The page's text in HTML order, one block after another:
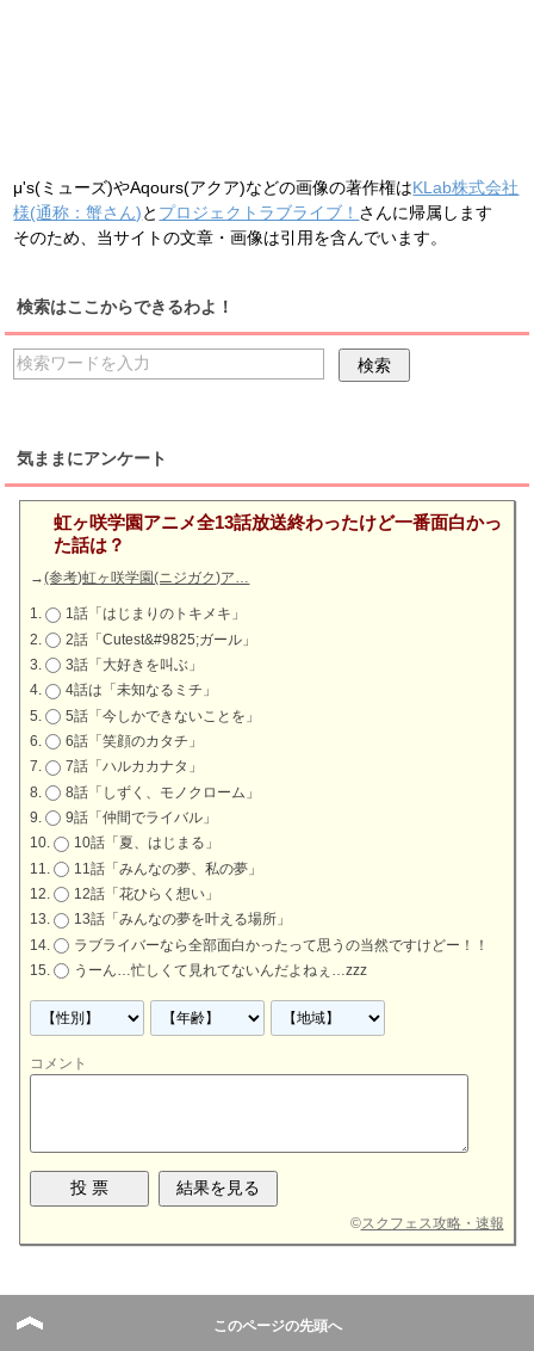
μ's(ミューズ)やAqours(アクア)などの画像の著作権はKLab株式会社
様(通称：蟹さん)と プロジェクトラブライブ！ さんに帰属します
そのため、当サイトの文章・画像は引用を含んでいます。
検索はここからできるわよ！
気ままにアンケート
虹ヶ咲学園アニメ全13話放送終わったけど一番面白かっ
た話は？
→(参考)虹ヶ咲学園(ニジガク)ア…
1話「はじまりのトキメキ」
2話「Cutest&#9825;ガール」
3話「大好きを叫ぶ」
4話は「未知なるミチ」
5話「今しかできないことを」
6話「笑顔のカタチ」
7話「ハルカカナタ」
8話「しずく、モノクローム」
9話「仲間でライバル」
10話「夏、はじまる」
11話「みんなの夢、私の夢」
12話「花ひらく想い」
13話「みんなの夢を叶える場所」
ラブライバーなら全部面白かったって思うの当然ですけどー！！
うーん…忙しくて見れてないんだよねぇ…zzz
コメント
©スクフェス攻略・速報
このページの先頭へ